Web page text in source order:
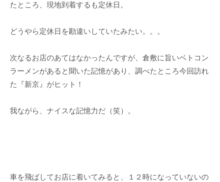
たところ、現地到着するも定休日。
どうやら定休日を勘違いしていたみたい。。。
次なるお店のあてはなかったんですが、倉敷に旨いベトコン
ラーメンがあると聞いた記憶があり、調べたところ今回訪れ
た『新京』がヒット！
我ながら、ナイスな記憶力だ（笑）。
車を飛ばしてお店に着いてみると、１２時になっていないの